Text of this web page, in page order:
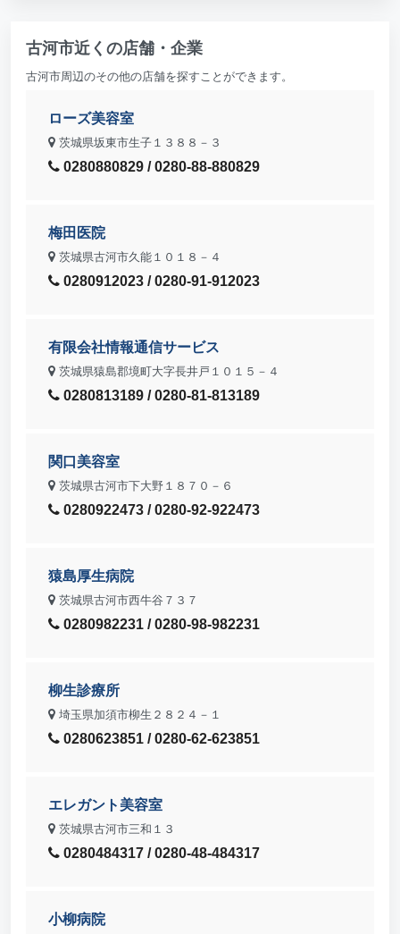
古河市近くの店舗・企業
古河市周辺のその他の店舗を探すことができます。
ローズ美容室
茨城県坂東市生子１３８８－３
0280880829 / 0280-88-880829
梅田医院
茨城県古河市久能１０１８－４
0280912023 / 0280-91-912023
有限会社情報通信サービス
茨城県猿島郡境町大字長井戸１０１５－４
0280813189 / 0280-81-813189
関口美容室
茨城県古河市下大野１８７０－６
0280922473 / 0280-92-922473
猿島厚生病院
茨城県古河市西牛谷７３７
0280982231 / 0280-98-982231
柳生診療所
埼玉県加須市柳生２８２４－１
0280623851 / 0280-62-623851
エレガント美容室
茨城県古河市三和１３
0280484317 / 0280-48-484317
小柳病院